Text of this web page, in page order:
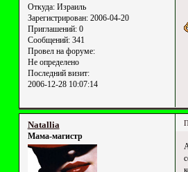
Откуда:Израиль
Зарегистрирован: 2006-04-20
Приглашений:0
Сообщений:341
Провел на форуме:
Не определено
Последний визит:
2006-12-28 10:07:14
Natallia
Мама-магистр